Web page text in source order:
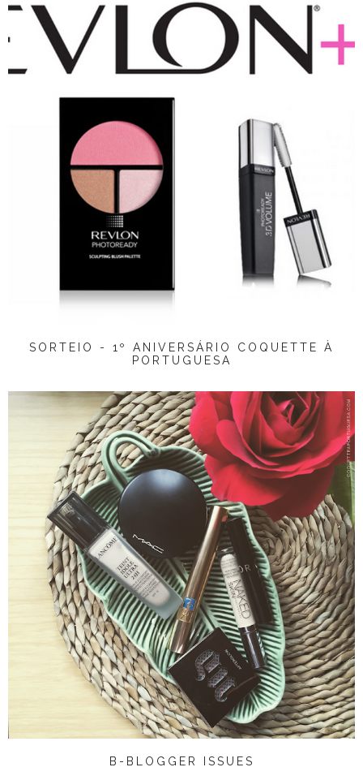
SORTEIO - 1º ANIVERSÁRIO COQUETTE À
PORTUGUESA
B-BLOGGER ISSUES